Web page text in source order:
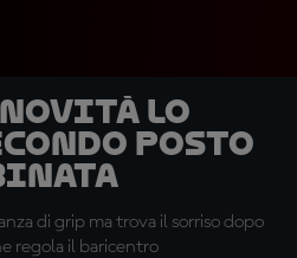
novità lo
posto
di grip ma trova il sorriso dopo
regola il baricentro